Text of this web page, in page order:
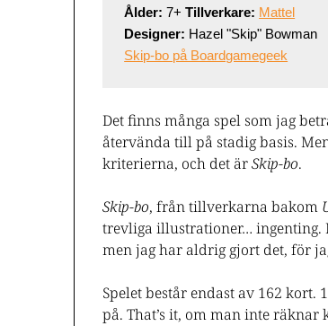
Ålder: 7+ Tillverkare: Mattel
Designer:
Skip-bo på Boardgamegeek
Det finns många spel som jag
återvända till på stadig basis.
kriterierna, och det ärSkip-bo.
Skip-bo, från tillverkarna bakom
trevliga illustrationer… ingenting.
men jag har aldrig gjort det, för
Spelet består endast av 162
på. That’s it, om man inte räknar